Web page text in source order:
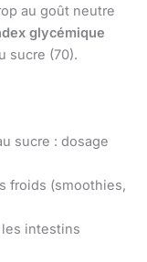
au goût neutre
glycémique
sucre (70).
sucre : dosage
froids (smoothies,
intestins